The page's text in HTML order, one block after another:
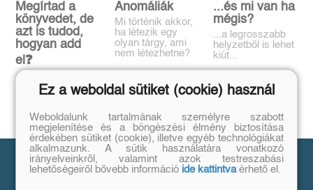
Megírtad a
könyvedet, de
azt is tudod,
hogyan add
el❓️
Időpont: június
16., 18:00-19:00
Tovább
Anomáliák
Mi történik akkor,
ha létezik egy
olyan tárgy, ami
nem létezhetne?
...és mi van ha
mégis?
...a legrosszabb
helyzetből is lehet
kiút...
Vásárlás
Ez a weboldal sütiket (cookie) használ
Weboldalunk tartalmának személyre szabott
megjelenítése és a böngészési élmény biztosítása
érdekében sütiket (cookie), illetve egyéb technológiákat
alkalmazunk. A sütik használatára vonatkozó
irányelveinkről, valamint azok testreszabási
lehetőségeiről bővebb információ ide kattintvaérhető el.